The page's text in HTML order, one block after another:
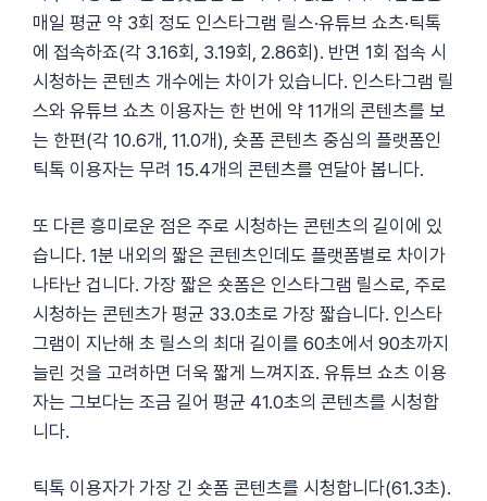
매일 평균 약 3회 정도 인스타그램 릴스·유튜브 쇼츠·틱톡
에 접속하죠(각 3.16회, 3.19회, 2.86회). 반면 1회 접속 시
시청하는 콘텐츠 개수에는 차이가 있습니다. 인스타그램 릴
스와 유튜브 쇼츠 이용자는 한 번에 약 11개의 콘텐츠를 보
는 한편(각 10.6개, 11.0개), 숏폼 콘텐츠 중심의 플랫폼인
틱톡 이용자는 무려 15.4개의 콘텐츠를 연달아 봅니다.
또 다른 흥미로운 점은 주로 시청하는 콘텐츠의 길이에 있
습니다. 1분 내외의 짧은 콘텐츠인데도 플랫폼별로 차이가
나타난 겁니다. 가장 짧은 숏폼은 인스타그램 릴스로, 주로
시청하는 콘텐츠가 평균 33.0초로 가장 짧습니다. 인스타
그램이 지난해 초 릴스의 최대 길이를 60초에서 90초까지
늘린 것을 고려하면 더욱 짧게 느껴지죠. 유튜브 쇼츠 이용
자는 그보다는 조금 길어 평균 41.0초의 콘텐츠를 시청합
니다.
틱톡 이용자가 가장 긴 숏폼 콘텐츠를 시청합니다(61.3초).